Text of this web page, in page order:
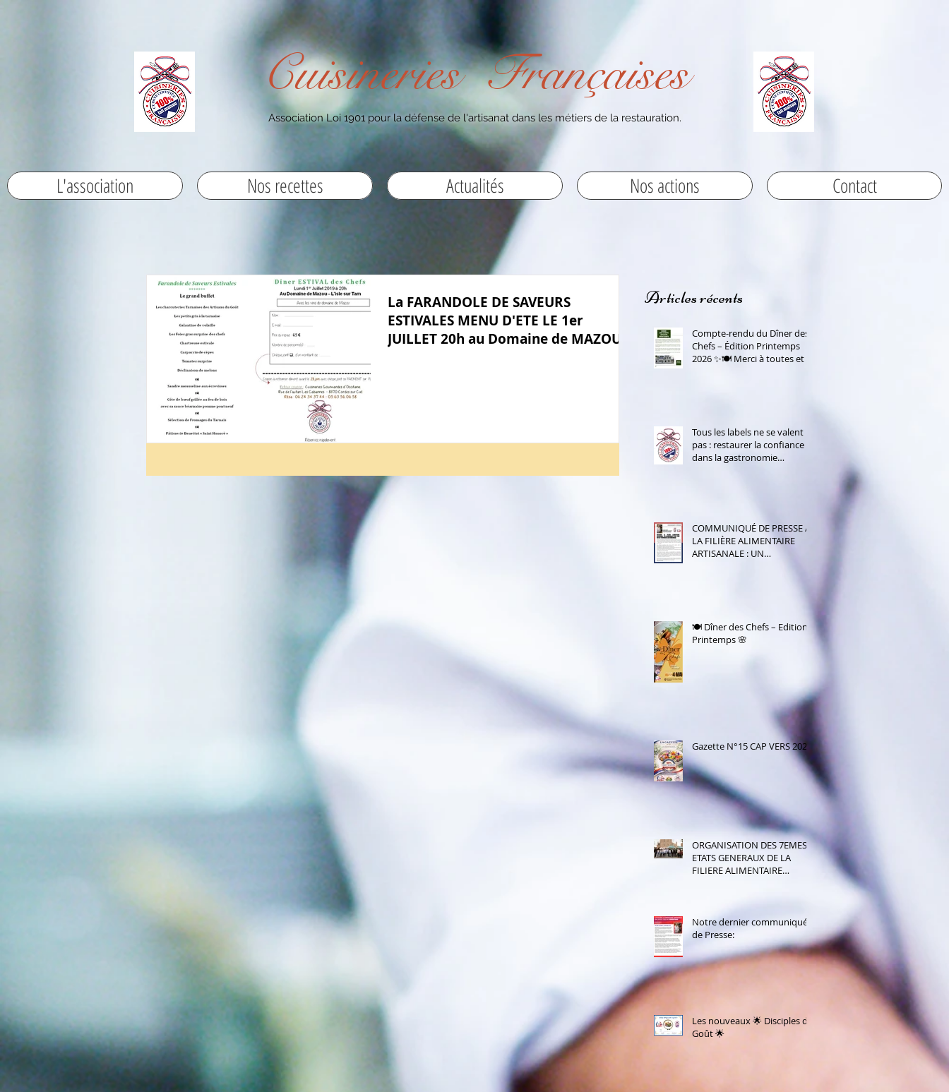
Cuisineries Françaises
Association Loi 1901 pour la défense de l'artisanat dans les métiers de la restauration.
L'association Nos recettes Actualités Nos actions Contact
La FARANDOLE DE SAVEURS
ESTIVALES MENU D'ETE LE 1er
JUILLET 20h au Domaine de MAZOU
Articles récents
Compte-rendu du Dîner des
Chefs – Édition Printemps
2026 ✨🍽️ Merci à toutes et à
Tous les labels ne se valent
pas : restaurer la confiance
dans la gastronomie
COMMUNIQUÉ DE PRESSE /
LA FILIÈRE ALIMENTAIRE
ARTISANALE : UN
🍽️ Dîner des Chefs – Edition
Printemps 🌸
Gazette N°15 CAP VERS 2026!
ORGANISATION DES 7EMES
ETATS GENERAUX DE LA
FILIERE ALIMENTAIRE
organisés par notre
association:
Notre dernier communiqué
de Presse:
Les nouveaux 🌟 Disciples du
Goût 🌟